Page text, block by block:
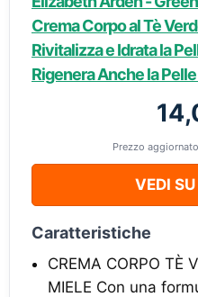
Crema Corpo al Tè
Rivitalizza e Idrata la
Rigenera Anche la
Prezzo
VEDI
Caratteristiche
CREMA CORPO TÈ
MIELE Con una